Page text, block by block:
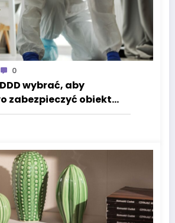
0
wybrać, aby
zabezpieczyć obiekt
przez cały rok?